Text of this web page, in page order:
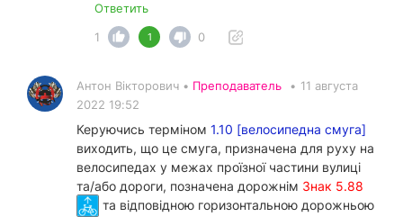
Ответить
1
1 0
Антон Вікторович • Преподаватель • 11 августа
2022 19:52
Керуючись терміном 1.10 [велосипедна смуга]
виходить, що це смуга, призначена для руху на
велосипедах у межах проїзної частини вулиці
та/або дороги, позначена дорожнім Знак 5.88
та відповідною горизонтальною дорожньою